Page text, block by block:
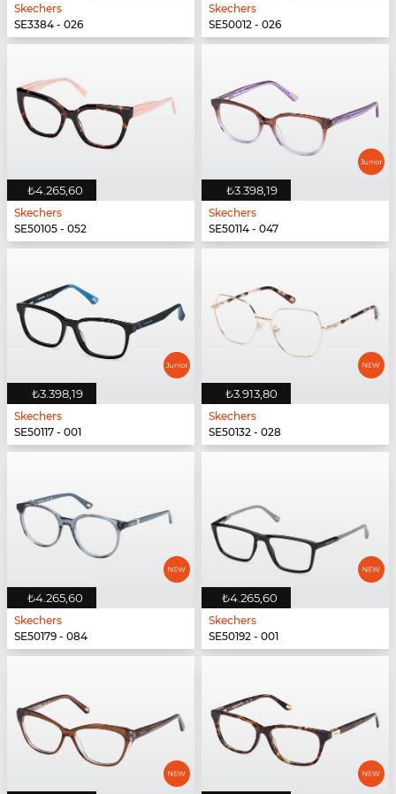
Skechers
SE3384 - 026
Skechers
SE50012 - 026
₺4.265,60
Skechers
SE50105 - 052
₺3.398,19
Skechers
SE50114 - 047
₺3.398,19
Skechers
SE50117 - 001
₺3.913,80
Skechers
SE50132 - 028
₺4.265,60
Skechers
SE50179 - 084
₺4.265,60
Skechers
SE50192 - 001